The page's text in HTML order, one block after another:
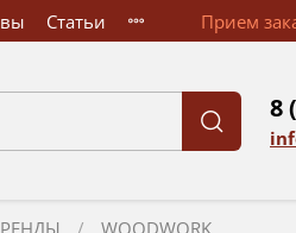
Статьи Прием
8